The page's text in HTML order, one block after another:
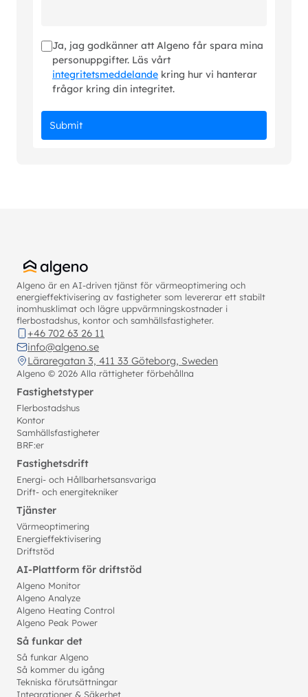
Ja, jag godkänner att Algeno får spara mina
personuppgifter. Läs vårt
integritetsmeddelande kring hur vi hanterar
frågor kring din integritet.
Algeno är en AI-driven tjänst för värmeoptimering och
energieffektivisering av fastigheter som levererar ett stabilt
inomhusklimat och lägre uppvärmningskostnader i
flerbostadshus, kontor och samhällsfastigheter.
+46 702 63 26 11
info@algeno.se
Läraregatan 3, 411 33 Göteborg, Sweden
Algeno © 2026 Alla rättigheter förbehållna
Fastighetstyper
Flerbostadshus
Kontor
Samhällsfastigheter
BRF:er
Fastighetsdrift
Energi- och Hållbarhetsansvariga
Drift- och energitekniker
Tjänster
Värmeoptimering
Energieffektivisering
Driftstöd
AI-Plattform för driftstöd
Algeno Monitor
Algeno Analyze
Algeno Heating Control
Algeno Peak Power
Så funkar det
Så funkar Algeno
Så kommer du igång
Tekniska förutsättningar
Integrationer & Säkerhet